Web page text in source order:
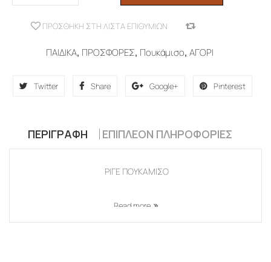
ΠΡΟΣΘΉΚΗ ΣΤΗ ΛΊΣΤΑ ΕΠΙΘΥΜΙΏΝ
ΠΑΙΔΙΚΑ, ΠΡΟΣΦΟΡΕΣ, Πουκάμισο, ΑΓΟΡΙ
Twitter Share Google+ Pinterest
ΠΕΡΙΓΡΑΦΉ ΕΠΙΠΛΈΟΝ ΠΛΗΡΟΦΟΡΊΕΣ
ΡΙΓΕ ΠΟΥΚΑΜΙΣΟ
Read more